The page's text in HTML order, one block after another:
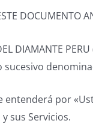
DOCUMENTO
DIAMANTE
sucesivo
entenderá por
sus Servicios.